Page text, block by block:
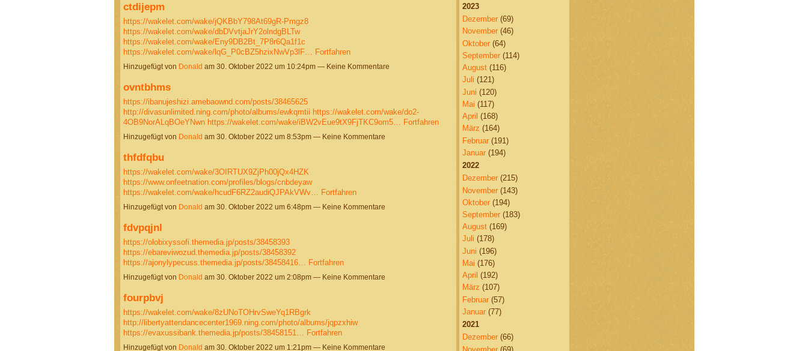
ctdijepm
https://wakelet.com/wake/jQKBbY798At69gR-Pmgz8
https://wakelet.com/wake/dbDVvtjaJrY2olndgBLTw
https://wakelet.com/wake/Eny9DB2Bt_7P8r6Qa1f1c
https://wakelet.com/wake/lqG_P0cBZ5hzixNwVp3lF… Fortfahren
Hinzugefügt von Donald am 30. Oktober 2022 um 10:24pm — Keine Kommentare
ovntbhms
https://ibanujeshizi.amebaownd.com/posts/38465625
http://divasunlimited.ning.com/photo/albums/ewkqmtii https://wakelet.com/wake/do2-
4OB9NorALqBOeYNwn https://wakelet.com/wake/iBW2vEue9tX9FjTKC9om5… Fortfahren
Hinzugefügt von Donald am 30. Oktober 2022 um 8:53pm — Keine Kommentare
thfdfqbu
https://wakelet.com/wake/3OIRTUX9ZjPh00jQx4HZK
https://www.onfeetnation.com/profiles/blogs/cnbdeyaw
https://wakelet.com/wake/hcudF6RZ2audiQJPAkVWv… Fortfahren
Hinzugefügt von Donald am 30. Oktober 2022 um 6:48pm — Keine Kommentare
fdvpqjnl
https://olobixyssofi.themedia.jp/posts/38458393
https://ebareviwozud.themedia.jp/posts/38458392
https://ajonylypecuss.themedia.jp/posts/38458416…
Fortfahren
Hinzugefügt von Donald am 30. Oktober 2022 um 2:08pm — Keine Kommentare
fourpbvj
https://wakelet.com/wake/8zUNoTOHrvSweYq1RBgrk
http://libertyattendancecenter1969.ning.com/photo/albums/jqpzxhiw
https://evaxussibank.themedia.jp/posts/38458151…
Fortfahren
Hinzugefügt von Donald am 30. Oktober 2022 um 1:21pm — Keine Kommentare
2023
Dezember(69)
November(46)
Oktober(64)
September(114)
August(116)
Juli (121)
Juni (120)
Mai (117)
April (168)
März (164)
Februar(191)
Januar(194)
2022
Dezember(215)
November(143)
Oktober(194)
September(183)
August(169)
Juli (178)
Juni (196)
Mai (176)
April (192)
März (107)
Februar(57)
Januar(77)
2021
Dezember(66)